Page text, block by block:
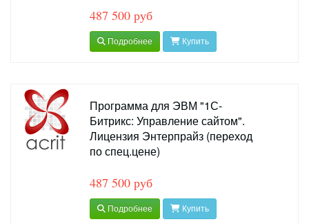
487 500 руб
Подробнее Купить
Программа для ЭВМ "1С-
Битрикс: Управление сайтом".
Лицензия Энтерпрайз (переход
по спец.цене)
487 500 руб
Подробнее Купить